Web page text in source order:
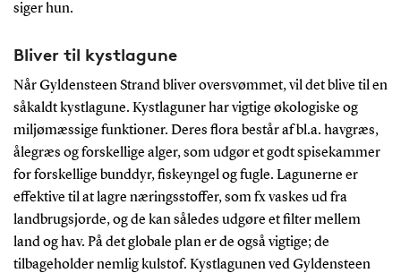
siger hun.
Bliver til kystlagune
Når Gyldensteen Strand bliver oversvømmet, vil det blive til en
såkaldt kystlagune. Kystlaguner har vigtige økologiske og
miljømæssige funktioner. Deres flora består af bl.a. havgræs,
ålegræs og forskellige alger, som udgør et godt spisekammer
for forskellige bunddyr, fiskeyngel og fugle. Lagunerne er
effektive til at lagre næringsstoffer, som fx vaskes ud fra
landbrugsjorde, og de kan således udgøre et filter mellem
land og hav. På det globale plan er de også vigtige; de
tilbageholder nemlig kulstof. Kystlagunen ved Gyldensteen